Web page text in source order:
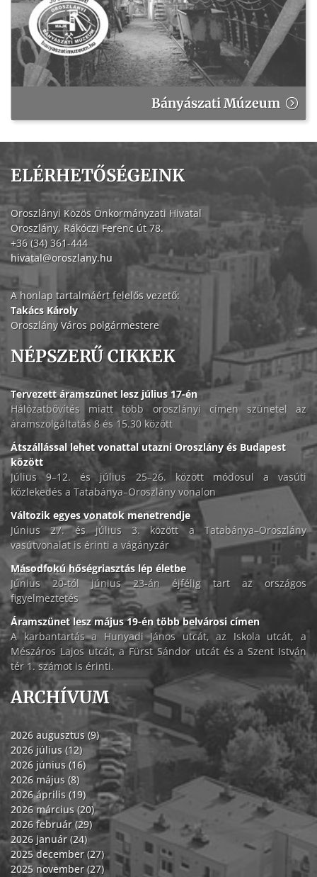
Bányászati Múzeum
ELÉRHETŐSÉGEINK
Oroszlányi Közös Önkormányzati Hivatal
Oroszlány, Rákóczi Ferenc út 78.
+36 (34) 361-444
hivatal@oroszlany.hu
A honlap tartalmáért felelős vezető:
Takács Károly
Oroszlány Város polgármestere
NÉPSZERŰ CIKKEK
Tervezett áramszünet lesz július 17-én
Hálózatbővítés miatt több oroszlányi címen szünetel az
áramszolgáltatás 8 és 15.30 között
Átszállással lehet vonattal utazni Oroszlány és Budapest
között
Július 9–12. és július 25–26. között módosul a vasúti
közlekedés a Tatabánya–Oroszlány vonalon
Változik egyes vonatok menetrendje
Június 27. és július 3. között a Tatabánya–Oroszlány
vasútvonalat is érinti a vágányzár
Másodfokú hőségriasztás lép életbe
Június 20-tól június 23-án éjfélig tart az országos
figyelmeztetés
Áramszünet lesz május 19-én több belvárosi címen
A karbantartás a Hunyadi János utcát, az Iskola utcát, a
Mészáros Lajos utcát, a Fürst Sándor utcát és a Szent István
tér 1. számot is érinti.
ARCHÍVUM
2026 augusztus (9)
2026 július (12)
2026 június (16)
2026 május (8)
2026 április (19)
2026 március (20)
2026 február (29)
2026 január (24)
2025 december (27)
2025 november (27)